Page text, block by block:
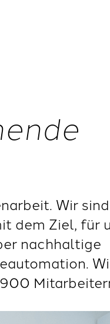
Wir
dem Ziel, für
nachhaltige